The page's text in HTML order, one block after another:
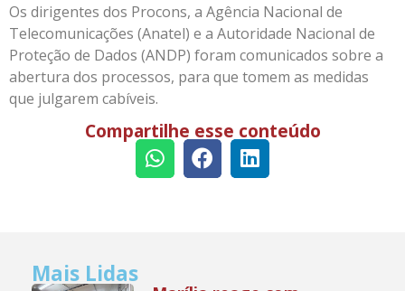
Os dirigentes dos Procons, a Agência Nacional de
Telecomunicações (Anatel) e a Autoridade Nacional de
Proteção de Dados (ANDP) foram comunicados sobre a
abertura dos processos, para que tomem as medidas
que julgarem cabíveis.
Compartilhe esse conteúdo
Mais Lidas